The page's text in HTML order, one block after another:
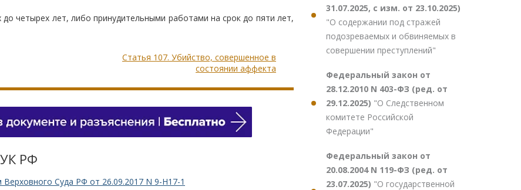
четырех лет, либо принудительными работами на срок до пяти лет,
Статья 107. Убийство, совершенное в
состоянии аффекта
РФ
Суда РФ от 26.09.2017 N 9-Н17-1
31.07.2025, с изм. от 23.10.2025)
"О содержании под стражей
подозреваемых и обвиняемых в
совершении преступлений"
Федеральный закон от
28.12.2010 N 403-ФЗ (ред. от
29.12.2025) "О Следственном
комитете Российской
Федерации"
Федеральный закон от
20.08.2004 N 119-ФЗ (ред. от
23.07.2025) "О государственной